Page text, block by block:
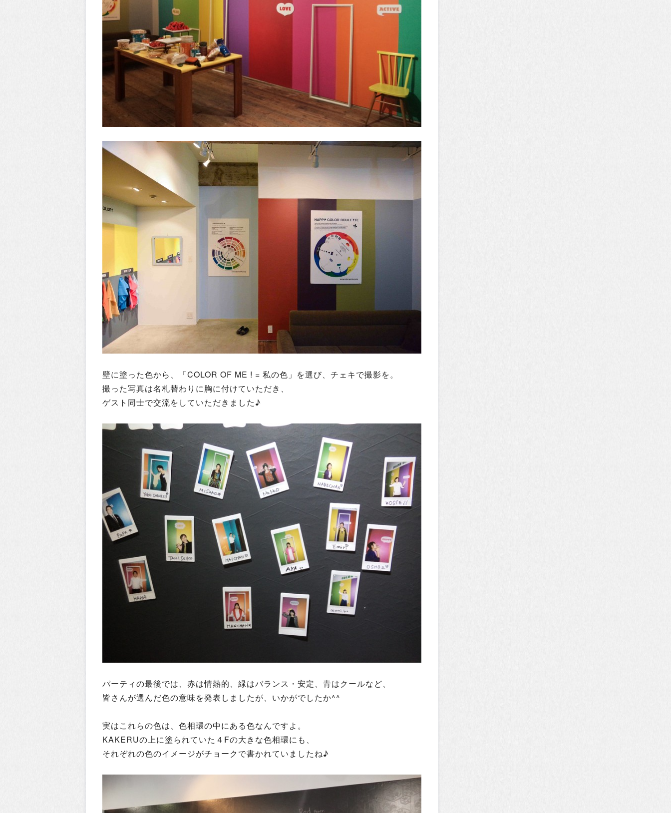
壁に塗った色から、「COLOR OF ME ! = 私の色」を選び、チェキで撮影を。
撮った写真は名札替わりに胸に付けていただき、
ゲスト同士で交流をしていただきました♪
パーティの最後では、赤は情熱的、緑はバランス・安定、青はクールなど、
皆さんが選んだ色の意味を発表しましたが、いかがでしたか^^
実はこれらの色は、色相環の中にある色なんですよ。
KAKERUの上に塗られていた４Fの大きな色相環にも、
それぞれの色のイメージがチョークで書かれていましたね♪